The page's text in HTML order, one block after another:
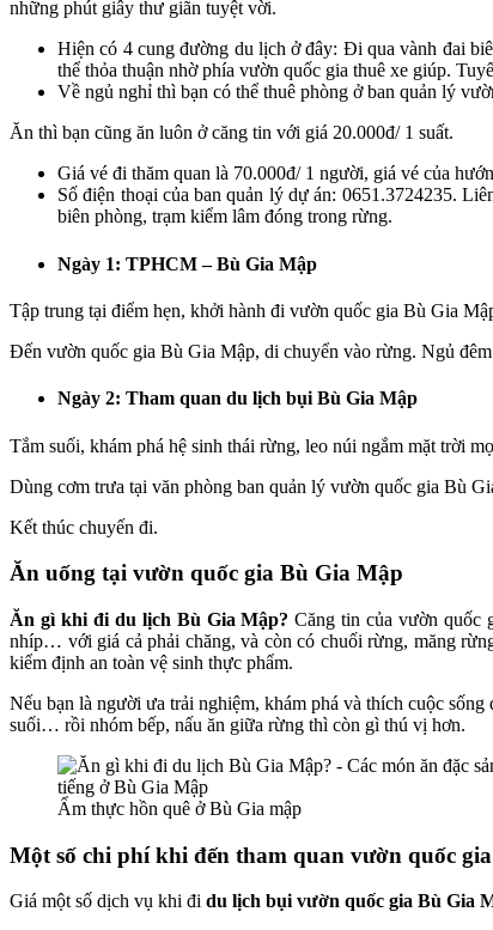
những phút giây thư giãn tuyệt vời.
Hiện có 4 cung đường du lịch ở đây: Đi qua vành đai
thể thỏa thuận nhờ phía vườn quốc gia thuê xe giúp.
Về ngủ nghỉ thì bạn có thể thuê phòng ở ban quản lý
Ăn thì bạn cũng ăn luôn ở căng tin với giá 20.000đ/ 1 suất.
Giá vé đi thăm quan là 70.000đ/ 1 người, giá vé của
Số điện thoại của ban quản lý dự án: 0651.3724235.
biên phòng, trạm kiểm lâm đóng trong rừng.
Ngày 1: TPHCM – Bù Gia Mập
Tập trung tại điểm hẹn, khởi hành đi vườn quốc gia Bù Gia
Đến vườn quốc gia Bù Gia Mập, di chuyển vào rừng. Ngủ
Ngày 2: Tham quan du lịch bụi Bù Gia Mập
Tắm suối, khám phá hệ sinh thái rừng, leo núi ngắm mặt trời
Dùng cơm trưa tại văn phòng ban quản lý vườn quốc gia Bù
Kết thúc chuyến đi.
Ăn uống tại vườn quốc gia Bù Gia Mập
Ăn gì khi đi du lịch Bù Gia Mập?Căng tin của vườn quốc
nhíp… với giá cả phải chăng, và còn có chuối rừng, măng
kiểm định an toàn vệ sinh thực phẩm.
Nếu bạn là người ưa trải nghiệm, khám phá và thích cuộc
suối… rồi nhóm bếp, nấu ăn giữa rừng thì còn gì thú vị hơn.
Ẩm thực hồn quê ở Bù Gia mập
Một số chi phí khi đến tham quan vườn quốc
Giá một số dịch vụ khi đi du lịch bụi vườn quốc gia Bù Gia